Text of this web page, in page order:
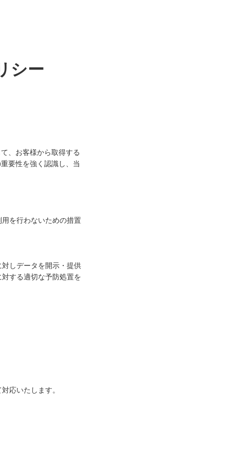
シー
、お客様から取得する
要性を強く認識し、当
を行わないための措置
しデータを開示・提供
する適切な予防処置を
応いたします。